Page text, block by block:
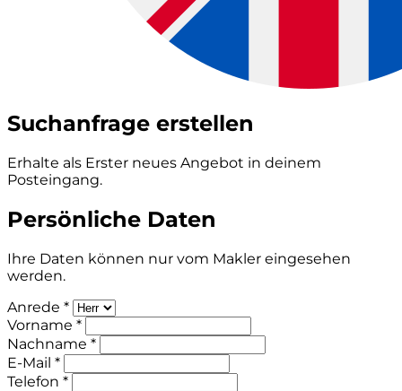
Suchanfrage erstellen
Erhalte als Erster neues Angebot in deinem
Posteingang.
Persönliche Daten
Ihre Daten können nur vom Makler eingesehen
werden.
Anrede *
Vorname *
Nachname *
E-Mail *
Telefon *